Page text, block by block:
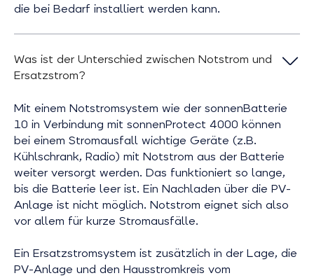
die bei Bedarf installiert werden kann.
Was ist der Unterschied zwischen Notstrom und
Ersatzstrom?
Mit einem Notstromsystem wie der sonnenBatterie
10 in Verbindung mit sonnenProtect 4000 können
bei einem Stromausfall wichtige Geräte (z.B.
Kühlschrank, Radio) mit Notstrom aus der Batterie
weiter versorgt werden. Das funktioniert so lange,
bis die Batterie leer ist. Ein Nachladen über die PV-
Anlage ist nicht möglich. Notstrom eignet sich also
vor allem für kurze Stromausfälle.
Ein Ersatzstromsystem ist zusätzlich in der Lage, die
PV-Anlage und den Hausstromkreis vom